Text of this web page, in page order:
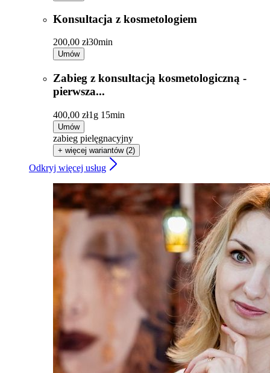
Konsultacja z kosmetologiem
200,00 zł30min
Umów
Zabieg z konsultacją kosmetologiczną -
pierwsza...
400,00 zł1g 15min
Umów
zabieg pielęgnacyjny
+ więcej wariantów (2)
Odkryj więcej usług